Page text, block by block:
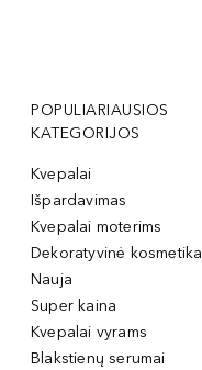
POPULIARIAUSIOS
KATEGORIJOS
Kvepalai
Išpardavimas
Kvepalai moterims
Dekoratyvinė kosmetika
Nauja
Super kaina
Kvepalai vyrams
Blakstienų serumai